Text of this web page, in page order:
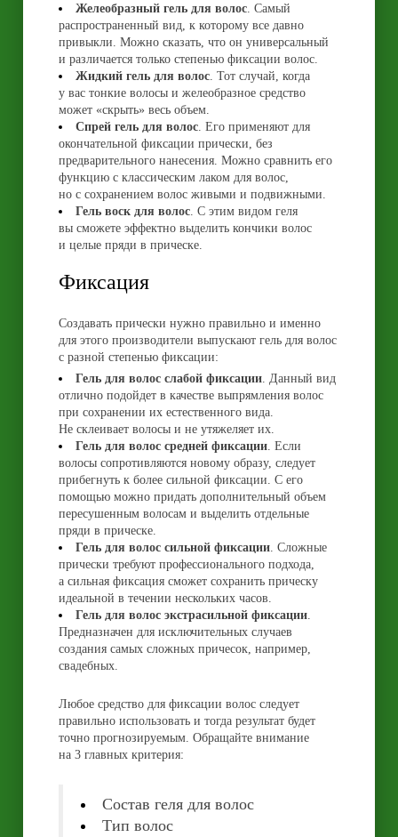
Желеобразный гель для волос. Самый
распространенный вид, к которому все давно
привыкли. Можно сказать, что он универсальный
и различается только степенью фиксации волос.
Жидкий гель для волос. Тот случай, когда
у вас тонкие волосы и желеобразное средство
может «скрыть» весь объем.
Спрей гель для волос. Его применяют для
окончательной фиксации прически, без
предварительного нанесения. Можно сравнить его
функцию с классическим лаком для волос,
но с сохранением волос живыми и подвижными.
Гель воск для волос. С этим видом геля
вы сможете эффектно выделить кончики волос
и целые пряди в прическе.
Фиксация
Создавать прически нужно правильно и именно
для этого производители выпускают гель для волос
с разной степенью фиксации:
Гель для волос слабой фиксации. Данный вид
отлично подойдет в качестве выпрямления волос
при сохранении их естественного вида.
Не склеивает волосы и не утяжеляет их.
Гель для волос средней фиксации. Если
волосы сопротивляются новому образу, следует
прибегнуть к более сильной фиксации. С его
помощью можно придать дополнительный объем
пересушенным волосам и выделить отдельные
пряди в прическе.
Гель для волос сильной фиксации. Сложные
прически требуют профессионального подхода,
а сильная фиксация сможет сохранить прическу
идеальной в течении нескольких часов.
Гель для волос экстрасильной фиксации.
Предназначен для исключительных случаев
создания самых сложных причесок, например,
свадебных.
Любое средство для фиксации волос следует
правильно использовать и тогда результат будет
точно прогнозируемым. Обращайте внимание
на 3 главных критерия:
Состав геля для волос
Тип волос